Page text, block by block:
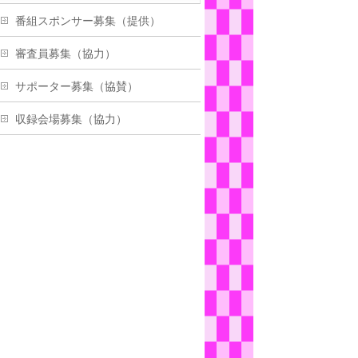
番組スポンサー募集（提供）
審査員募集（協力）
サポーター募集（協賛）
収録会場募集（協力）